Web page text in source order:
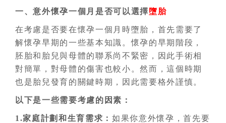
一、意外懷孕一個月是否可以選擇墮胎
在考慮是否要在懷孕一個月時墮胎，首先需要了
解懷孕早期的一些基本知識。懷孕的早期階段，
胚胎和胎兒與母體的聯系尚不緊密，因此手術相
對簡單，對母體的傷害也較小。然而，這個時期
也是胎兒發育的關鍵時期，因此需要格外謹慎。
以下是一些需要考慮的因素：
1.家庭計劃和生育需求：如果你意外懷孕，首先要